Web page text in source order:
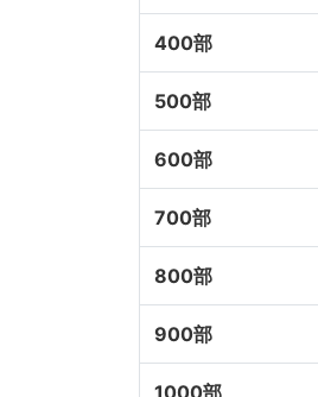
400部
500部
600部
700部
800部
900部
1000部